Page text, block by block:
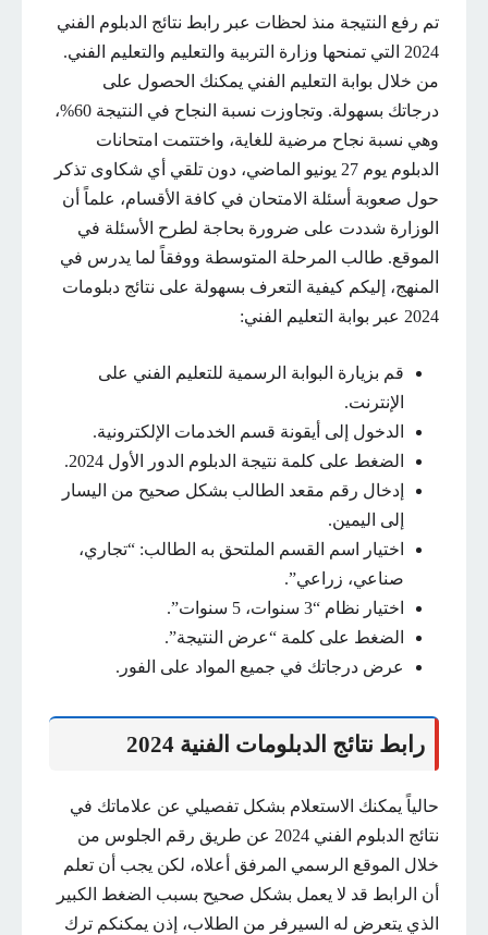
تم رفع النتيجة منذ لحظات عبر رابط نتائج الدبلوم الفني
2024 التي تمنحها وزارة التربية والتعليم والتعليم الفني.
من خلال بوابة التعليم الفني يمكنك الحصول على
درجاتك بسهولة. وتجاوزت نسبة النجاح في النتيجة 60%،
وهي نسبة نجاح مرضية للغاية، واختتمت امتحانات
الدبلوم يوم 27 يونيو الماضي، دون تلقي أي شكاوى تذكر
حول صعوبة أسئلة الامتحان في كافة الأقسام، علماً أن
الوزارة شددت على ضرورة بحاجة لطرح الأسئلة في
الموقع. طالب المرحلة المتوسطة ووفقاً لما يدرس في
المنهج، إليكم كيفية التعرف بسهولة على نتائج دبلومات
2024 عبر بوابة التعليم الفني:
قم بزيارة البوابة الرسمية للتعليم الفني على
الإنترنت.
الدخول إلى أيقونة قسم الخدمات الإلكترونية.
الضغط على كلمة نتيجة الدبلوم الدور الأول 2024.
إدخال رقم مقعد الطالب بشكل صحيح من اليسار
إلى اليمين.
اختيار اسم القسم الملتحق به الطالب: “تجاري،
صناعي، زراعي”.
اختيار نظام “3 سنوات، 5 سنوات”.
الضغط على كلمة “عرض النتيجة”.
عرض درجاتك في جميع المواد على الفور.
رابط نتائج الدبلومات الفنية 2024
حالياً يمكنك الاستعلام بشكل تفصيلي عن علاماتك في
نتائج الدبلوم الفني 2024 عن طريق رقم الجلوس من
خلال الموقع الرسمي المرفق أعلاه، لكن يجب أن تعلم
أن الرابط قد لا يعمل بشكل صحيح بسبب الضغط الكبير
الذي يتعرض له السيرفر من الطلاب، إذن يمكنكم ترك